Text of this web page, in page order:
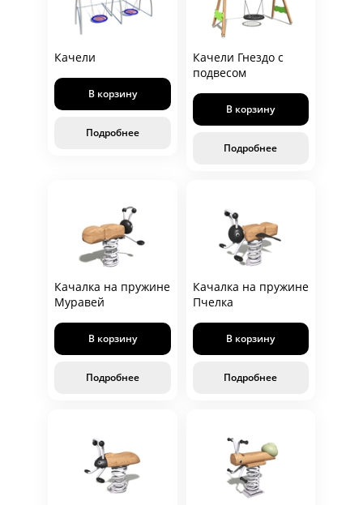
Качели
В корзину
Подробнее
Качели Гнездо с
подвесом
В корзину
Подробнее
Качалка на пружине
Муравей
В корзину
Подробнее
Качалка на пружине
Пчелка
В корзину
Подробнее